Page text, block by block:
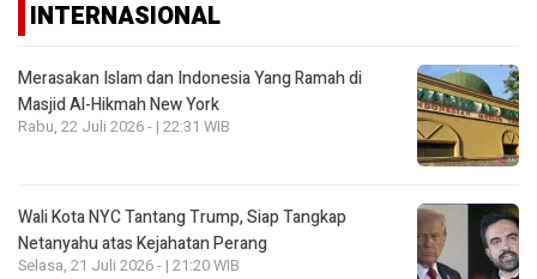
INTERNASIONAL
Merasakan Islam dan Indonesia Yang Ramah di
Masjid Al-Hikmah New York
Rabu, 22 Juli 2026 - | 22:31 WIB
Wali Kota NYC Tantang Trump, Siap Tangkap
Netanyahu atas Kejahatan Perang
Selasa, 21 Juli 2026 - | 21:20 WIB